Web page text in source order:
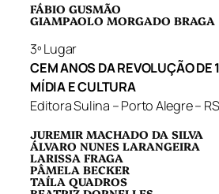
FÁBIO GUSMÃO
GIAMPAOLO MORGADO BRAGA
3º Lugar
CEM ANOS DA REVOLUÇÃO DE
MÍDIA E CULTURA
Editora Sulina – Porto Alegre – RS
JUREMIR MACHADO DA SILVA
ÁLVARO NUNES LARANGEIRA
LARISSA FRAGA
PÂMELA BECKER
TAÍLA QUADROS